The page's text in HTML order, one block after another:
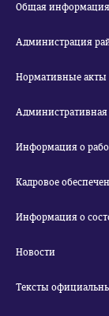
Общая информация
Администрация
Нормативные акты
Информация о
Кадровое
Информация о
Новости
Тексты